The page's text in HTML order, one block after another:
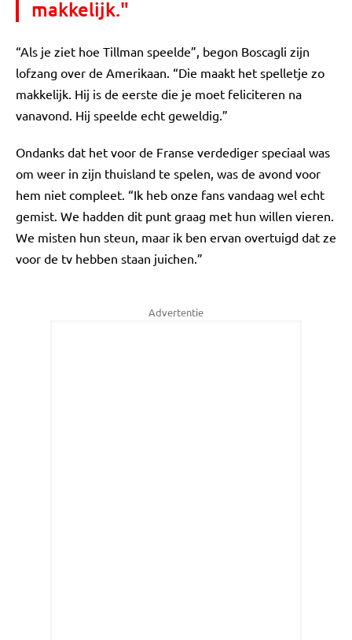
makkelijk."
“Als je ziet hoe Tillman speelde”, begon Boscagli zijn
lofzang over de Amerikaan. “Die maakt het spelletje zo
makkelijk. Hij is de eerste die je moet feliciteren na
vanavond. Hij speelde echt geweldig.”
Ondanks dat het voor de Franse verdediger speciaal was
om weer in zijn thuisland te spelen, was de avond voor
hem niet compleet. “Ik heb onze fans vandaag wel echt
gemist. We hadden dit punt graag met hun willen vieren.
We misten hun steun, maar ik ben ervan overtuigd dat ze
voor de tv hebben staan juichen.”
Advertentie